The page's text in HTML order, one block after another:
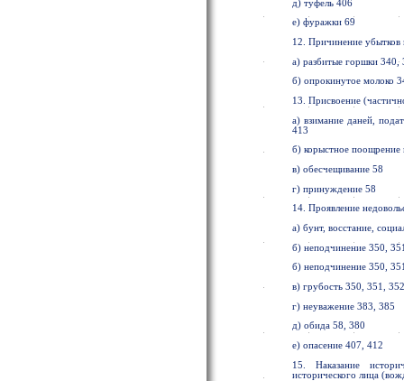
д) туфель 406
е) фуражки 69
12. Причинение
а) разбитые горшки 340,
б) опрокинутое молоко
13. Присвоение
а) взимание даней,
413
б) корыстное поощрение
в) обесчещивание 58
г) принуждение 58
14. Проявление
а) бунт, восстание,
б) неподчинение 350,
б) неподчинение 350,
в) грубость 350, 351,
г) неуважение 383, 385
д) обида 58, 380
е) опасение 407, 412
15. Наказание
исторического лица